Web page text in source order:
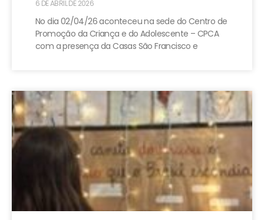
6 DE ABRIL DE 2026
No dia 02/04/26 aconteceu na sede do Centro de
Promoção da Criança e do Adolescente – CPCA
com a presença da Casas São Francisco e